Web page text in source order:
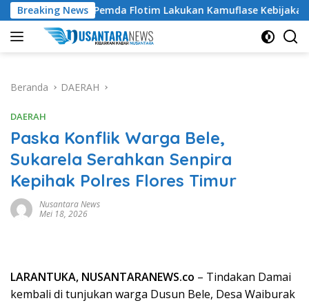
Langsung
ke
konten
Breaking News
Pemda Flotim Lakukan Kamuflase Kebijakan Politik
Beranda DAERAH
DAERAH
Paska Konflik Warga Bele,
Sukarela Serahkan Senpira
Kepihak Polres Flores Timur
Nusantara News
Mei 18, 2026
LARANTUKA, NUSANTARANEWS.co – Tindakan Damai
kembali di tunjukan warga Dusun Bele, Desa Waiburak